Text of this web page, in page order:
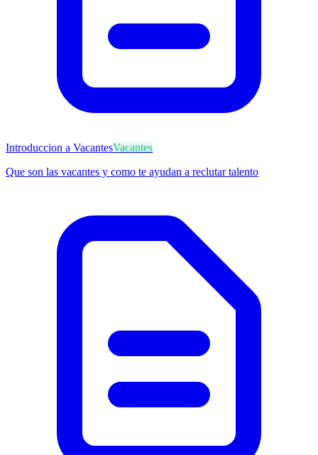
Introduccion a VacantesVacantes
Que son las vacantes y como te ayudan a reclutar talento